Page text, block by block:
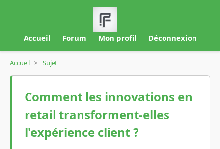
Accueil Forum Mon profil Déconnexion
Accueil > Sujet
Comment les innovations en
retail transforment-elles
l'expérience client ?